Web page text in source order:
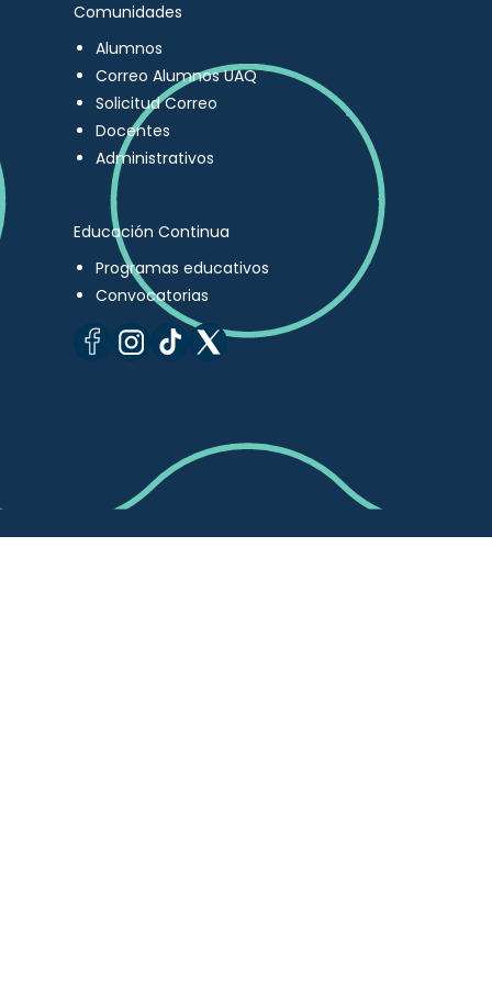
Comunidades
Alumnos
Correo Alumnos UAQ
Solicitud Correo
Docentes
Administrativos
Educación Continua
Programas educativos
Convocatorias